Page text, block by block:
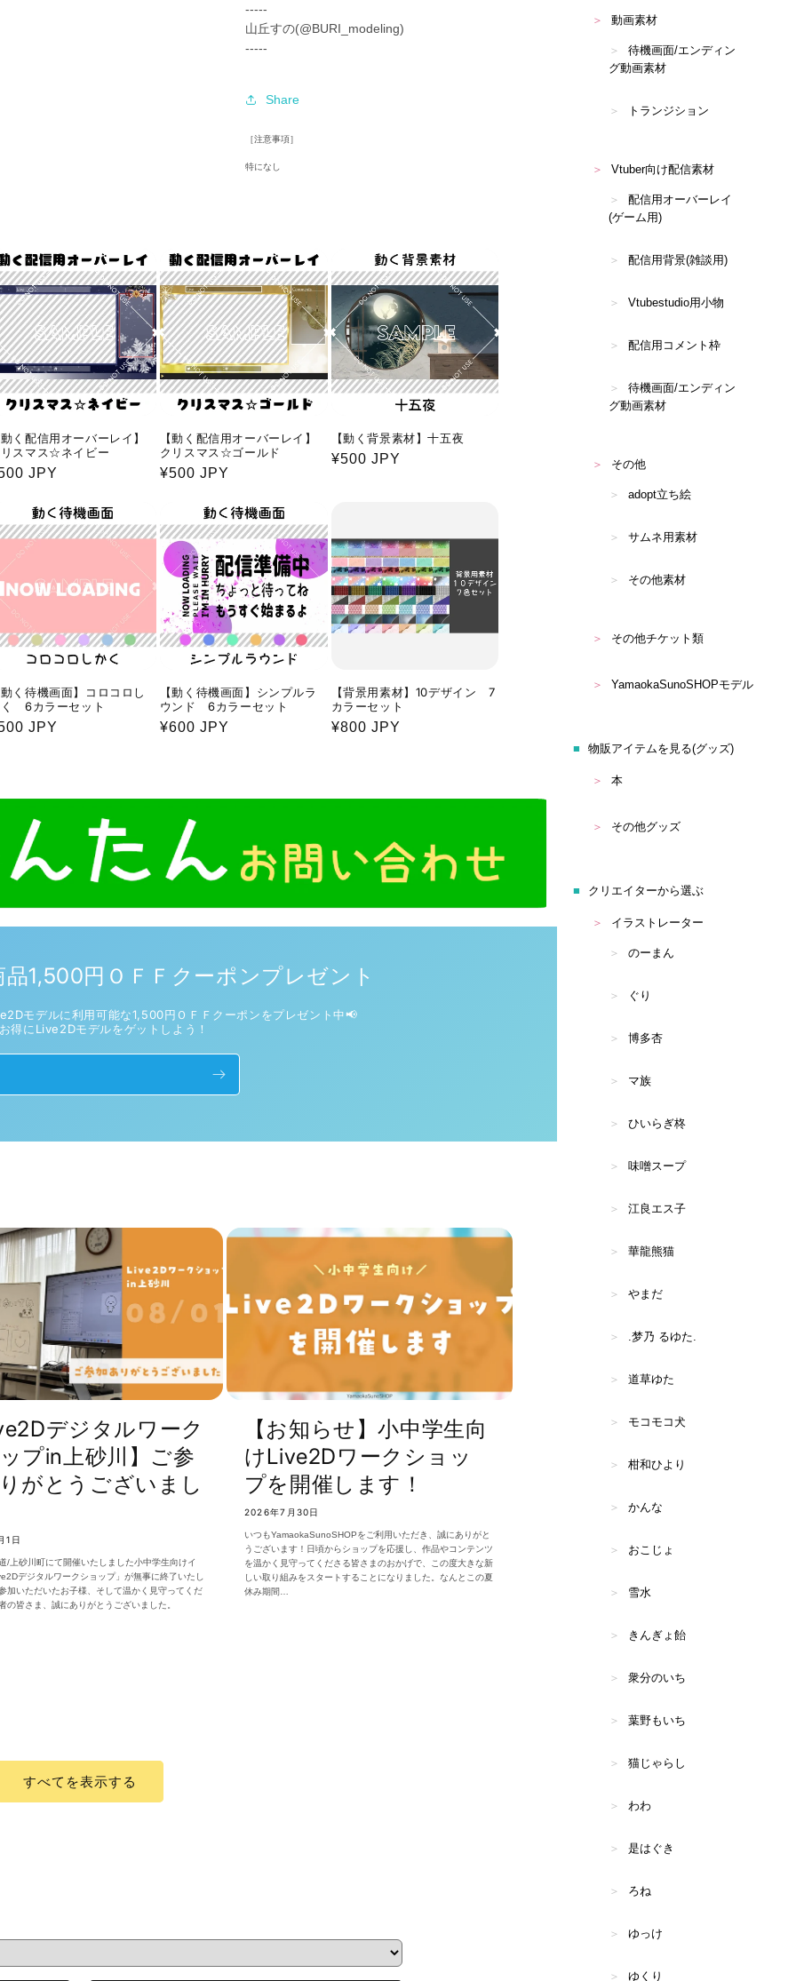
動画素材
待機画面/エンディン
グ動画素材
トランジション
Vtuber向け配信素材
配信用オーバーレイ
(ゲーム用)
配信用背景(雑談用)
Vtubestudio用小物
配信用コメント枠
待機画面/エンディン
グ動画素材
その他
adopt立ち絵
サムネ用素材
その他素材
その他チケット類
YamaokaSunoSHOPモデル
物販アイテムを見る(グッズ)
本
その他グッズ
クリエイターから選ぶ
イラストレーター
のーまん
ぐり
博多杏
マ族
ひいらぎ柊
味噌スープ
江良エス子
華龍熊猫
やまだ
.梦乃 るゆた.
道草ゆた
モコモコ犬
柑和ひより
かんな
おこじょ
雪水
きんぎょ飴
衆分のいち
葉野もいち
猫じゃらし
わわ
是はぐき
ろね
ゆっけ
ゆくり
-----
山丘すの(@BURI_modeling)
-----
Share
［注意事項］
特になし
く配信用オーバーレイ】
スマス☆ネイビー
JPY
【動く配信用オーバーレイ】
クリスマス☆ゴールド
通
格
¥500 JPY
【動く背景素材】十五夜
通
¥500 JPY
く待機画面】コロコロし
6カラーセット
JPY
【動く待機画面】シンプルラ
ウンド 6カラーセット
通
¥600 JPY
【背景用素材】10デザイン 7
カラーセット
通
¥800 JPY
1,500円ＯＦＦクーポンプレゼント
モデルに利用可能な1,500円ＯＦＦクーポンをプレゼント中📢
得にLive2Dモデルをゲットしよう！
デジタルワーク
プin上砂川】ご参
がとうございまし
1日
/上砂川町にて開催いたしました小中学生向けイ
デジタルワークショップ」が無事に終了いたし
加いただいたお子様、そして温かく見守ってくだ
の皆さま、誠にありがとうございました。
【お知らせ】小中学生向
けLive2Dワークショッ
プを開催します！
2026年7月30日
いつもYamaokaSunoSHOPをご利用いただき、誠にありがと
うございます！日頃からショップを応援し、作品やコンテンツ
を温かく見守ってくださる皆さまのおかげで、この度大きな新
しい取り組みをスタートすることになりました。なんとこの夏
休み期間…
すべてを表示する